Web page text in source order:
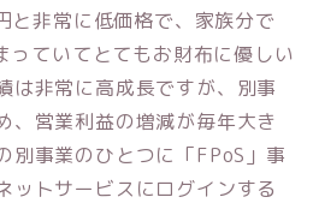
と非常に低価格で、家族分で
ていてとてもお財布に優しい
は非常に高成長ですが、別事
、営業利益の増減が毎年大き
別事業のひとつに「FPoS」事
ットサービスにログインする